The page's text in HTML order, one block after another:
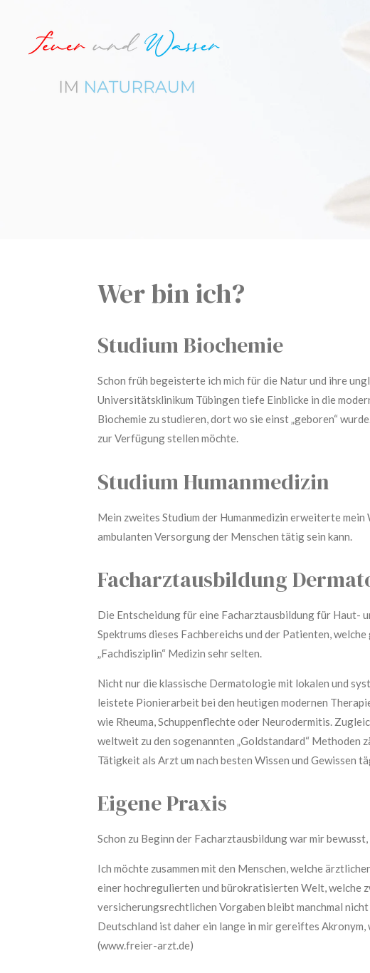
Hauptinhalt
springen
Wer bin ich?
Studium Biochemie
Schon früh begeisterte ich mich für die Natur und ihre
Universitätsklinikum Tübingen tiefe Einblicke in die
Biochemie zu studieren, dort wo sie einst „geboren“
zur Verfügung stellen möchte.
Studium Humanmedizin
Mein zweites Studium der Humanmedizin erweiterte
ambulanten Versorgung der Menschen tätig sein kann.
Facharztausbildung
Die Entscheidung für eine Facharztausbildung für Haut-
Spektrums dieses Fachbereichs und der Patienten,
„Fachdisziplin“ Medizin sehr selten.
Nicht nur die klassische Dermatologie mit lokalen und
leistete Pionierarbeit bei den heutigen modernen
wie Rheuma, Schuppenflechte oder Neurodermitis.
weltweit zu den sogenannten „Goldstandard“ Methoden
Tätigkeit als Arzt um nach besten Wissen und Gewissen
Eigene Praxis
Schon zu Beginn der Facharztausbildung war mir
Ich möchte zusammen mit den Menschen, welche
einer hochregulierten und bürokratisierten Welt, welche
versicherungsrechtlichen Vorgaben bleibt manchmal
Deutschland ist daher ein lange in mir gereiftes
(www.freier-arzt.de)